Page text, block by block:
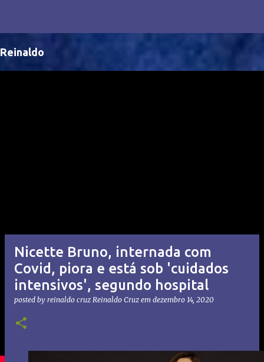
Reinaldo
Nicette Bruno, internada com
Covid, piora e está sob 'cuidados
intensivos', segundo hospital
posted by reinaldo cruz Reinaldo Cruz em dezembro 14, 2020